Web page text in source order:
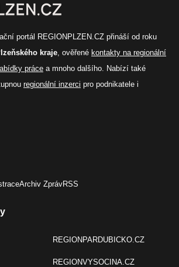
portál REGIONPLZEN.CZ přináší od roku
kraje, ověřené kontakty na regionální
práce a mnoho dalšího. Nabízí také
regionální inzerci pro podnikatele i
Archiv ZprávRSS
REGIONPARDUBICKO.CZ
REGIONVYSOCINA.CZ